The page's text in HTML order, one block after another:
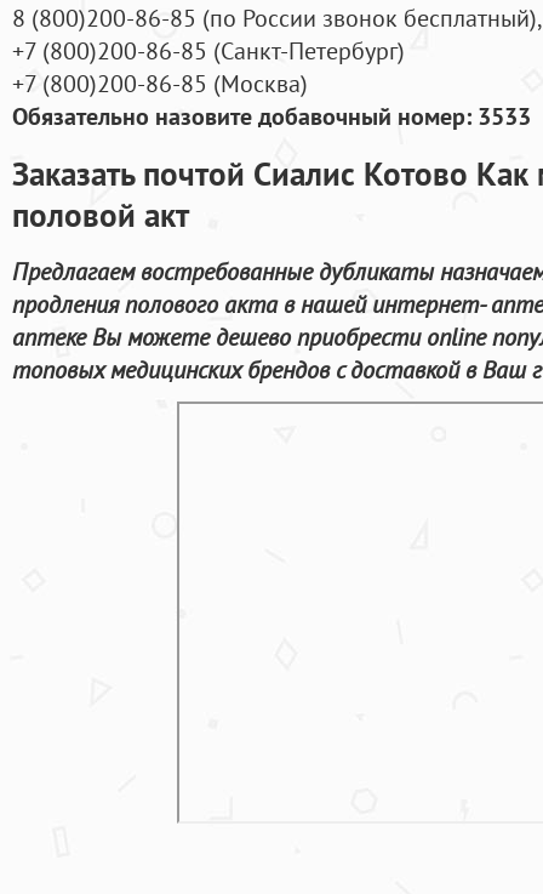
8 (800)200-86-85 (по России звонок бесплатный),
+7 (800)200-86-85 (Санкт-Петербург)
+7 (800)200-86-85 (Москва)
Обязательно назовите добавочный номер: 3533
Заказать почтой Сиалис Котово
половой акт
Предлагаем востребованные дубликаты
продления полового акта в нашей интернет-
аптеке Вы можете дешево приобрести online
топовых медицинских брендов с доставкой в Ваш